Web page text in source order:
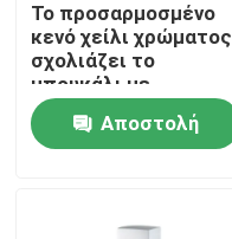
Αρχική Σελίδα
Προϊόντα
Το προσαρμοσμένο
κενό χείλι χρώματος
σχολιάζει το
μπουκάλι με
διαφορετικά
Applicators και το
λογότυπο οθόνης
Αποστολή